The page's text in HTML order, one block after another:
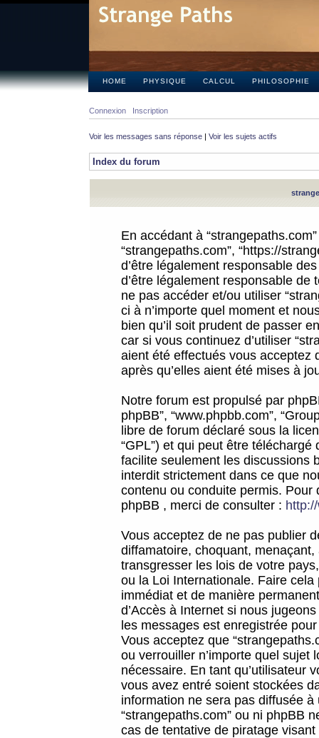
HOME PHYSIQUE CALCUL PHILOSOPHIE
Connexion Inscription
Voir les messages sans réponse | Voir les sujets actifs
Index du forum
En accédant à
“strangepaths.com”, “https://
d’être légalement responsable
d’être légalement responsable
ne pas accéder et/ou utiliser
ci à n’importe quel moment et
bien qu’il soit prudent de passer
car si vous continuez d’utiliser
aient été effectués vous acceptez
après qu’elles aient été mises à
Notre forum est propulsé par
phpBB”, “www.phpbb.com”,
libre de forum déclaré sous la
“GPL”) et qui peut être téléchargé
facilite seulement les discussions
interdit strictement dans ce que
contenu ou conduite permis.
phpBB , merci de consulter :
Vous acceptez de ne pas publier
diffamatoire, choquant,
transgresser les lois de votre
ou la Loi Internationale. Faire
immédiat et de manière
d’Accès à Internet si nous
les messages est enregistrée
Vous acceptez que
ou verrouiller n’importe quel sujet
nécessaire. En tant qu’utilisateur
vous avez entré soient stockées
information ne sera pas diffusée
“strangepaths.com” ou ni phpBB
cas de tentative de piratage